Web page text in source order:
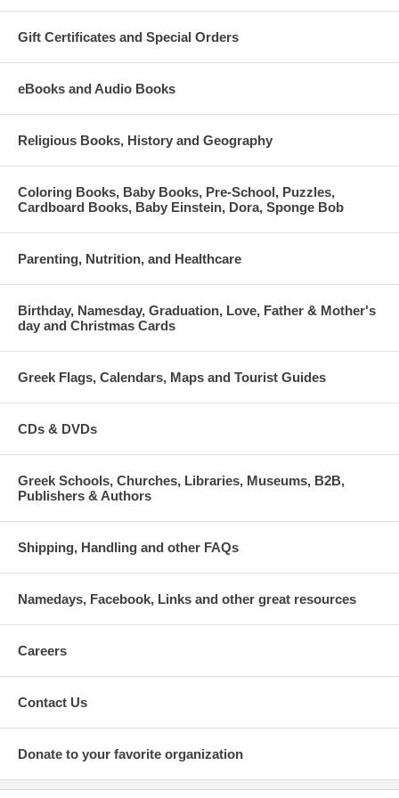
Gift Certificates and Special Orders
eBooks and Audio Books
Religious Books, History and Geography
Coloring Books, Baby Books, Pre-School, Puzzles,
Cardboard Books, Baby Einstein, Dora, Sponge Bob
Parenting, Nutrition, and Healthcare
Birthday, Namesday, Graduation, Love, Father & Mother's
day and Christmas Cards
Greek Flags, Calendars, Maps and Tourist Guides
CDs & DVDs
Greek Schools, Churches, Libraries, Museums, B2B,
Publishers & Authors
Shipping, Handling and other FAQs
Namedays, Facebook, Links and other great resources
Careers
Contact Us
Donate to your favorite organization